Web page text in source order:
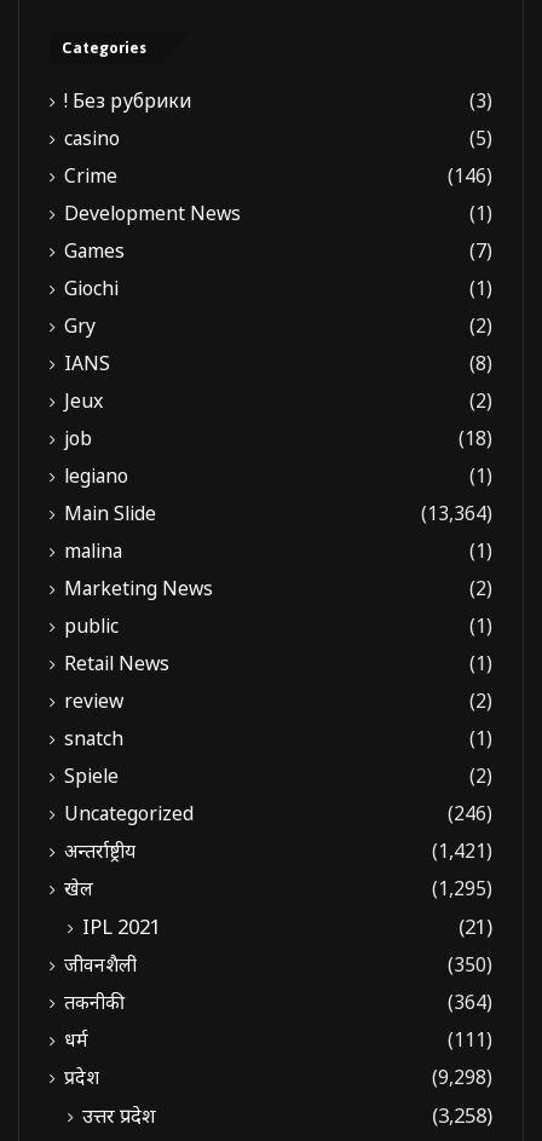
Categories
! Без рубрики
(3)
casino
(5)
Crime
(146)
Development News
(1)
Games
(7)
Giochi
(1)
Gry
(2)
IANS
(8)
Jeux
(2)
job
(18)
legiano
(1)
Main Slide
(13,364)
malina
(1)
Marketing News
(2)
public
(1)
Retail News
(1)
review
(2)
snatch
(1)
Spiele
(2)
Uncategorized
(246)
अन्तर्राष्ट्रीय
(1,421)
खेल
(1,295)
IPL 2021 (21)
जीवनशैली
(350)
तकनीकी
(364)
धर्म
(111)
प्रदेश
(9,298)
उत्तर प्रदेश
(3,258)